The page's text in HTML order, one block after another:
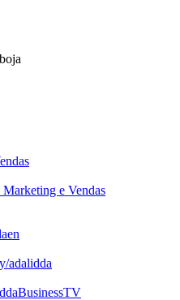
e Vendas
adalidda